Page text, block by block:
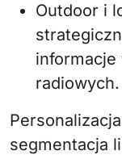
Outdoor i
informacje
radiowych.
segmentacja